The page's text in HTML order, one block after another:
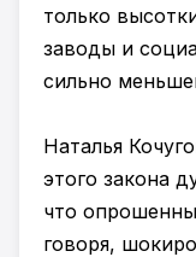
только
заводы и
сильно
Наталья
этого закона
что
говоря,